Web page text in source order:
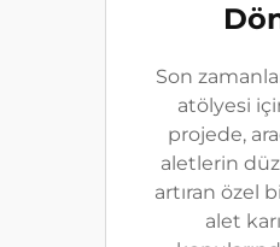
Son
atölyesi
projede,
aletlerin
artıran özel
alet